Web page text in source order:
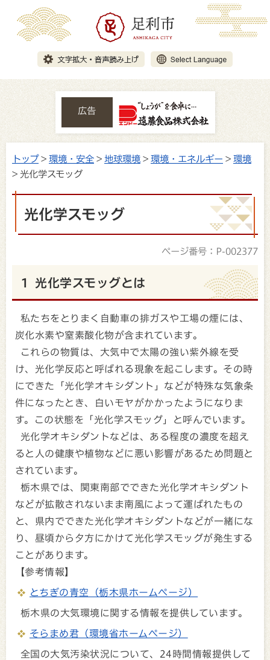
広告
トップ> 環境・安全 > 地球環境 > 環境・エネルギー > 環境
> 光化学スモッグ
光化学スモッグ
ページ番号：P-002377
1 光化学スモッグとは
私たちをとりまく自動車の排ガスや工場の煙には、
炭化水素や窒素酸化物が含まれています。
これらの物質は、大気中で太陽の強い紫外線を受
け、光化学反応と呼ばれる現象を起こします。その時
にできた「光化学オキシダント」などが特殊な気象条
件になったとき、白いモヤがかかったようになりま
す。この状態を「光化学スモッグ」と呼んでいます。
光化学オキシダントなどは、ある程度の濃度を超え
ると人の健康や植物などに悪い影響があるため問題と
されています。
栃木県では、関東南部でできた光化学オキシダント
などが拡散されないまま南風によって運ばれたもの
と、県内でできた光化学オキシダントなどが一緒にな
り、昼頃から夕方にかけて光化学スモッグが発生する
ことがあります。
【参考情報】
とちぎの青空（栃木県ホームページ）
栃木県の大気環境に関する情報を提供しています。
そらまめ君（環境省ホームページ）
全国の大気汚染状況について、24時間情報提供して